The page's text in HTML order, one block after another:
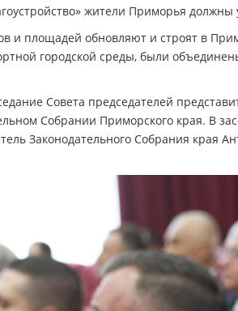
жители Приморья
и площадей обновляют и строят в
городской среды, были
Совета председателей
Собрании Приморского края. В
Законодательного Собрания края